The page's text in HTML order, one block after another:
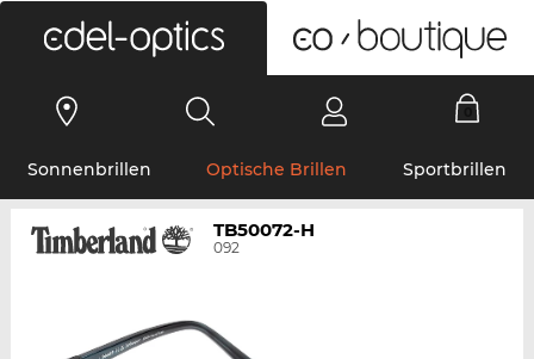
Sonnenbrillen Optische Brillen Sportbrillen
TB50072-H
092